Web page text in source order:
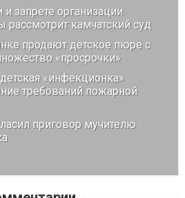
запрете организации
камчатский суд
продают детское пюре с
«просрочки»
«инфекционка»
требований пожарной
приговор мучителю